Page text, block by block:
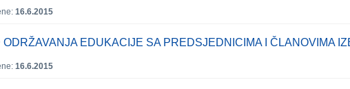
16.6.2015
EDUKACIJE SA PREDSJEDNICIMA I ČLANOVIMA
16.6.2015